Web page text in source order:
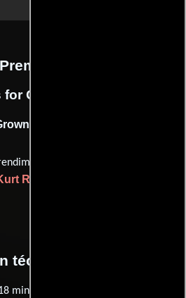
Premios
Grownups Awards
Award (2004)
de Breakaway
Russell
técnica y general
minutos) .